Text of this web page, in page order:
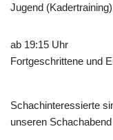
Jugend (Kadertraining)
ab 19:15 Uhr
Fortgeschrittene und
Schachinteressierte
unseren